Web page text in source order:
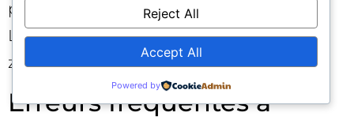
perception terrain et les données média.
Le feedback sur la qualité des leads par
zone/audience est votre boussole. 🧭
Erreurs fréquentes à
Reject All
Accept All
Powered by